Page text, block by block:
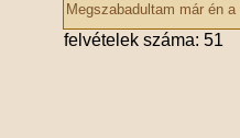
Megszabadultam már én a
felvételek száma: 51